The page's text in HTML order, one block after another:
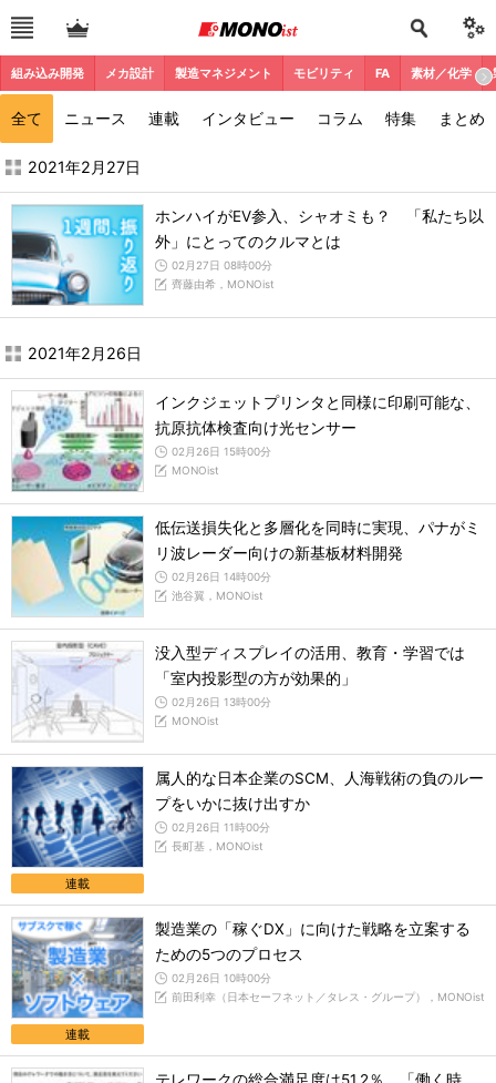
組み込み開発 メカ設計 製造マネジメント モビリティ FA 素材／化学
全て ニュース 連載 インタビュー コラム 特集 まとめ
2021年2月の記事一覧 - MONOist
2021年2月27日
ホンハイがEV参入、シャオミも？ 「私たち以
外」にとってのクルマとは
02月27日 08時00分
齊藤由希，MONOist
2021年2月26日
インクジェットプリンタと同様に印刷可能な、
抗原抗体検査向け光センサー
02月26日 15時00分
MONOist
低伝送損失化と多層化を同時に実現、パナがミ
リ波レーダー向けの新基板材料開発
02月26日 14時00分
池谷翼，MONOist
没入型ディスプレイの活用、教育・学習では
「室内投影型の方が効果的」
02月26日 13時00分
MONOist
連載
属人的な日本企業のSCM、人海戦術の負のルー
プをいかに抜け出すか
02月26日 11時00分
長町基，MONOist
連載
製造業の「稼ぐDX」に向けた戦略を立案する
ための5つのプロセス
02月26日 10時00分
前田利幸（日本セーフネット／タレス・グループ），MONOist